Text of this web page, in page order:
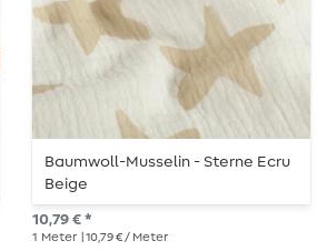
Baumwoll-Musselin - Sterne Ecru
Beige
10,79 € *
1 Meter | 10,79 € / Meter